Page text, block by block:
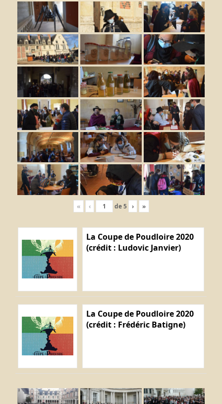
« ‹ de5 › »
La Coupe de Poudloire 2020
(crédit : Ludovic Janvier)
La Coupe de Poudloire 2020
(crédit : Frédéric Batigne)